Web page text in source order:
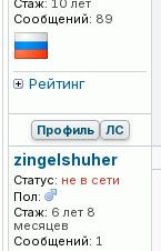
Стаж: 10 лет
Сообщений: 89
Рейтинг
Профиль ЛС
zingelshuher
Статус: не в сети
Пол:
Стаж: 6 лет 8
месяцев
Сообщений: 1